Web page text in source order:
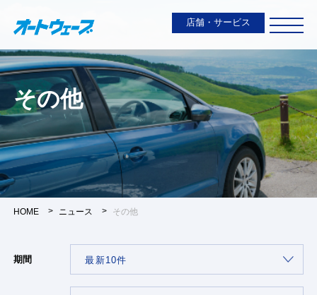
店舗・サービス
その他
HOME ニュース その他
期間